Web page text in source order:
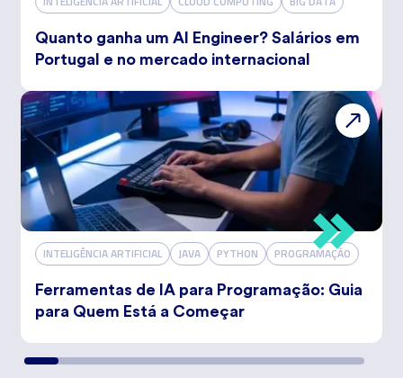
Quanto ganha um AI Engineer? Salários em
Portugal e no mercado internacional
INTELIGÊNCIA ARTIFICIAL JAVA PYTHON PROGRAMAÇÃO
Ferramentas de IA para Programação: Guia
para Quem Está a Começar